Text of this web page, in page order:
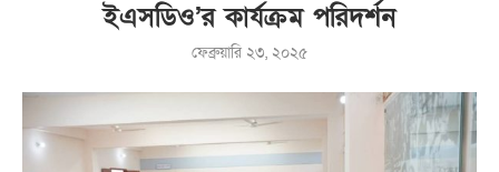
ইএসডিও’র কার্যক্রম পরিদর্শন
ফেব্রুয়ারি ২৩, ২০২৫